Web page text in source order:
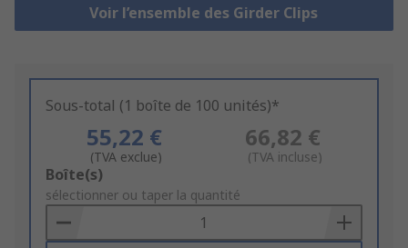
Voir l’ensemble des Girder Clips
Sous-total (1 boîte de 100 unités)*
55,22 €
(TVA exclue)
66,82 €
(TVA incluse)
Add
to
Basket
Boîte(s)
sélectionner ou taper la quantité